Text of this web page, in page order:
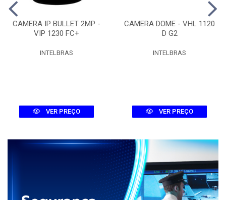
CAMERA IP BULLET 2MP -
VIP 1230 FC+
INTELBRAS
VER PREÇO
CAMERA DOME - VHL 1120
D G2
INTELBRAS
VER PREÇO